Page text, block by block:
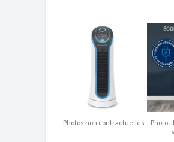
Photos non contractuelles –